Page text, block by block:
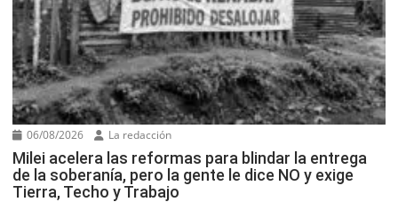
06/08/2026 La redacción
Milei acelera las reformas para blindar la entrega
de la soberanía, pero la gente le dice NO y exige
Tierra, Techo y Trabajo